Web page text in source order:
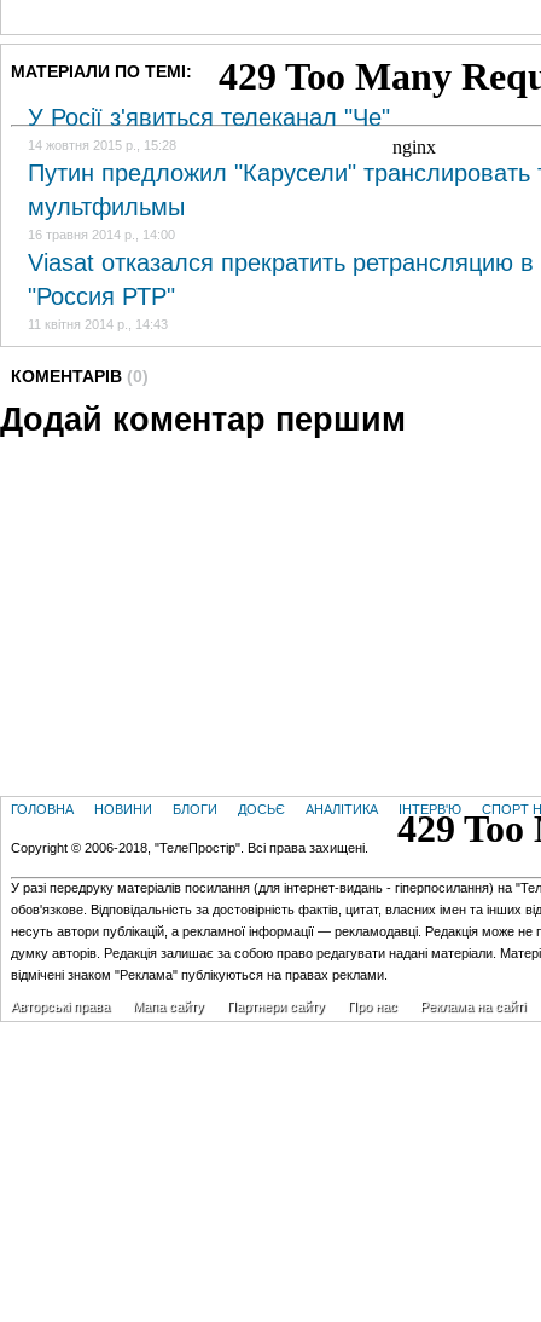
МАТЕРІАЛИ ПО ТЕМІ:
У Росії з'явиться телеканал "Че"
14 жовтня 2015 р., 15:28
Путин предложил "Карусели" транслировать
мультфильмы
16 травня 2014 р., 14:00
Viasat отказался прекратить ретрансляцию
"Россия РТР"
11 квітня 2014 р., 14:43
КОМЕНТАРІВ (0)
Додай коментар першим
ГОЛОВНА НОВИНИ БЛОГИ ДОСЬЄ АНАЛІТИКА ІНТЕРВ'Ю СПОРТ
Copyright © 2006-2018, "ТелеПростір". Всі права захищені.
У разі передруку матеріалів посилання (для iнтернет-видань - гiперпосилання) на
обов'язкове. Відповідальність за достовірність фактів, цитат, власних імен та інших
несуть автори публікацій, а рекламної інформації — рекламодавці. Редакція може не
думку авторів. Редакція залишає за собою право редагувати надані матеріали.
відмічені знаком "Реклама" публікуються на правах реклами.
Авторські права Мапа сайту Партнери сайту Про нас Реклама на сайті